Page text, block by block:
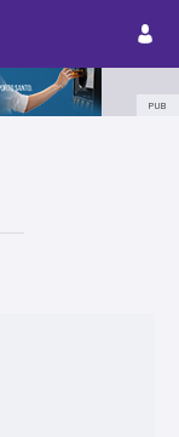
PUB